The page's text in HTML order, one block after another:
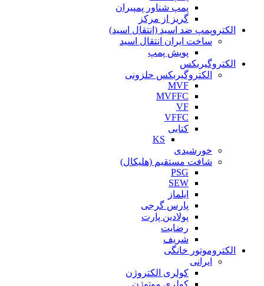
پمپ شناور پمپیران
گریز از مرکز
الکتروپمپ ضد اسید (انتقال اسید)
ساخت ایران انتقال اسید
پویش پمپ
الکتروگیربکس
الکتروگیربکس حلزونی
MVF
MVFFC
VF
VFFC
کتابی
KS
خورشیدی
شافت مستقیم (هلیکال)
PSG
SEW
ایلماز
پارس گرجی
پولادین پارت
رضایت
شریف
الکتروموتور خانگی
ایرانی
کولری الکتروژن
کولری موتوژن